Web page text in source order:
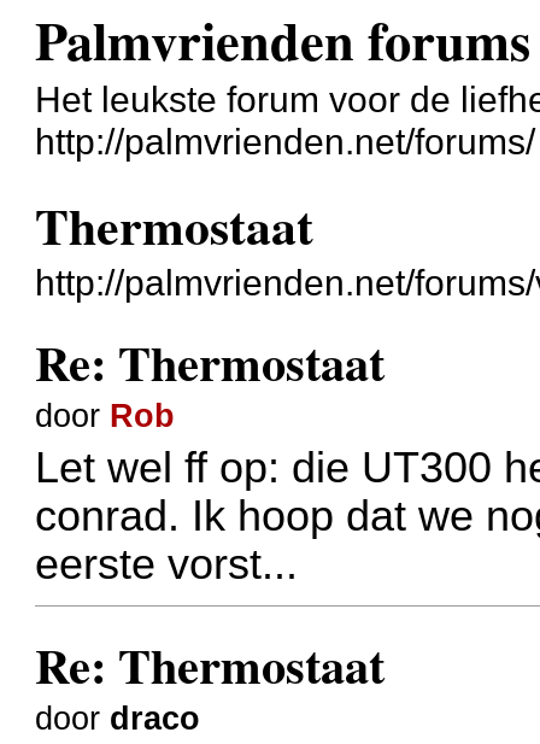
Palmvrienden forums
Het leukste forum voor de
http://palmvrienden.net/forums/
Thermostaat
http://palmvrienden.net/
Re: Thermostaat
door Rob
Let wel ff op: die UT300
conrad. Ik hoop dat we
eerste vorst...
Re: Thermostaat
door draco